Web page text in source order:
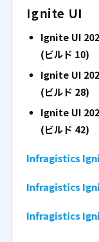
Ignite UI
Ignite UI
(ビルド 10)
Ignite UI
(ビルド 28)
Ignite UI
(ビルド 42)
Infragistics
Infragistics
Infragistics